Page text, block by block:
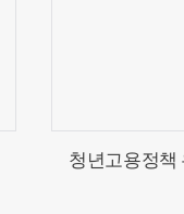
청년고용정책